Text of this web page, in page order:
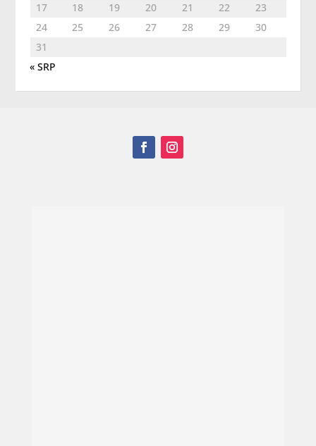
17
18 19 20 21 22
23
24
25 26 27 28 29
30
31
« SRP